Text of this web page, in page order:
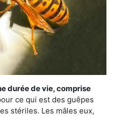
durée de vie, comprise
ce qui est des guêpes
stériles. Les mâles eux,